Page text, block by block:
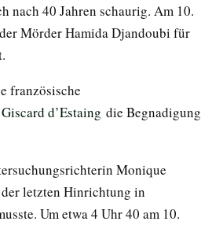
nach 40 Jahren schaurig. Am 10.
Mörder Hamida Djandoubi für
französische
d’Estaing die Begnadigung
Monique
letzten Hinrichtung in
Um etwa 4 Uhr 40 am 10.